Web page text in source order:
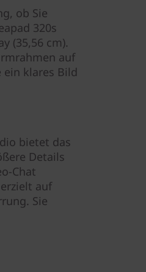
ob Sie
320s
(35,56 cm).
auf
ein klares Bild
bietet das
Details
Chat
auf
Sie